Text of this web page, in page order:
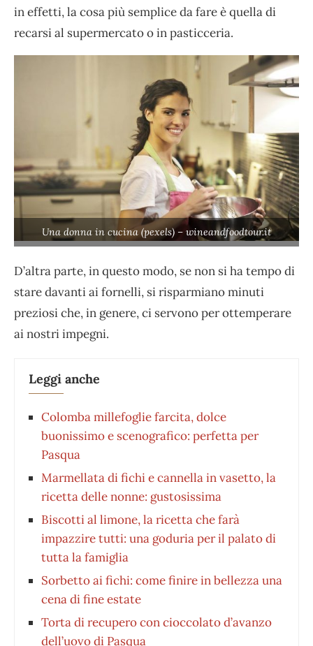
in effetti, la cosa più semplice da fare è quella di
recarsi al supermercato o in pasticceria.
Una donna in cucina (pexels) – wineandfoodtour.it
D’altra parte, in questo modo, se non si ha tempo di
stare davanti ai fornelli, si risparmiano minuti
preziosi che, in genere, ci servono per ottemperare
ai nostri impegni.
Leggi anche
Colomba millefoglie farcita, dolce
buonissimo e scenografico: perfetta per
Pasqua
Marmellata di fichi e cannella in vasetto, la
ricetta delle nonne: gustosissima
Biscotti al limone, la ricetta che farà
impazzire tutti: una goduria per il palato di
tutta la famiglia
Sorbetto ai fichi: come finire in bellezza una
cena di fine estate
Torta di recupero con cioccolato d’avanzo
dell’uovo di Pasqua